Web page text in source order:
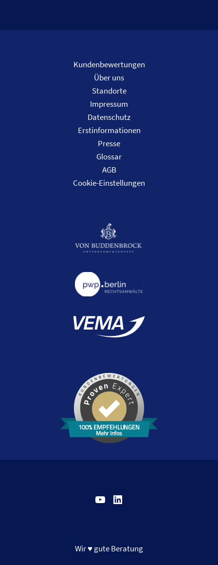
Kundenbewertungen
Über uns
Standorte
Impressum
Datenschutz
Erstinformationen
Presse
Glossar
AGB
Cookie-Einstellungen
100% EMPFEHLUNGEN
Mehr Infos
YouTube LinkedIn
Wir ♥ gute Beratung